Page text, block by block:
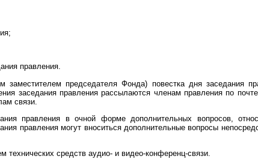
правления.
председателя Фонда) повестка дня заседания
заседания правления рассылаются членам правления по
связи.
правления в очной форме дополнительных вопросов,
правления могут вноситься дополнительные вопросы
технических средств аудио- и видео-конференц-связи.